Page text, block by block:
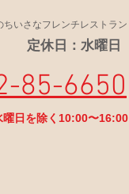
ちいさなフレンチレストラン
定休日：水曜日
85-6650
曜日を除く10:00〜16:00